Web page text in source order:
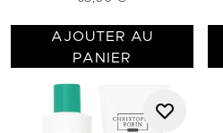
AJOUTER AU
PANIER